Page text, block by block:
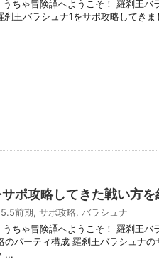
うちゃ冒険譚へようこそ！ 羅刹王
王バラシュナ1をサポ攻略してき
ポ攻略してきた戦い方
5.5前期, サポ攻略, バラシュナ
うちゃ冒険譚へようこそ！ 羅刹王
パーティ構成 羅刹王バラシュナの
...